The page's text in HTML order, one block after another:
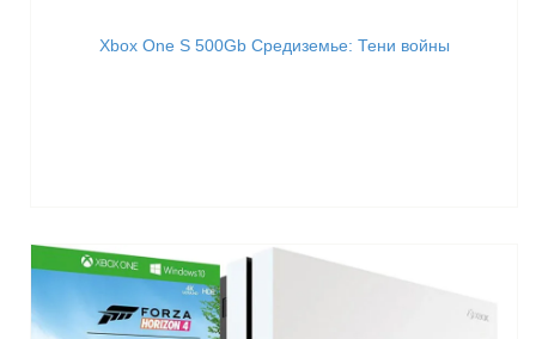
Xbox One S 500Gb Средиземье: Тени войны